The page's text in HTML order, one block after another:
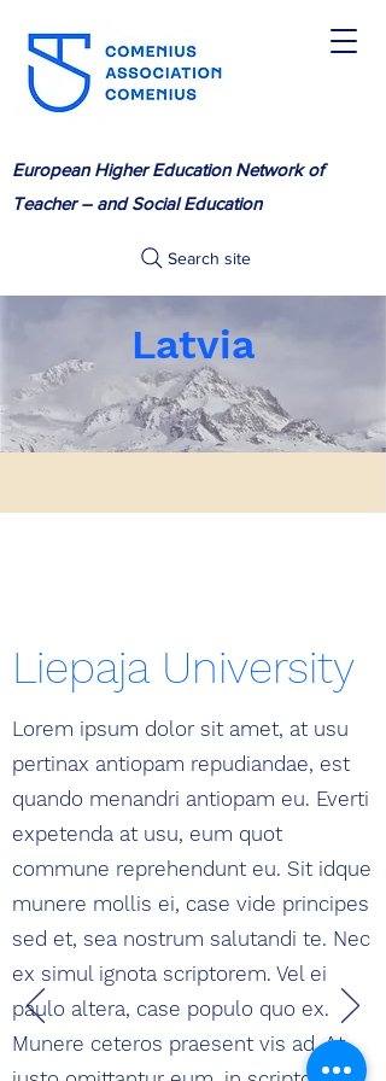
European Higher Education Network of
Teacher – and Social Education
Search site
Latvia
Liepaja University
Lorem ipsum dolor sit amet, at usu
pertinax antiopam repudiandae, est
quando menandri antiopam eu. Everti
expetenda at usu, eum quot
commune reprehendunt eu. Sit idque
munere mollis ei, case vide principes
sed et, sea nostrum salutandi te. Nec
ex simul ignota scriptorem. Vel ei
paulo altera, case populo quo ex.
Munere ceteros praesent vis ad. At